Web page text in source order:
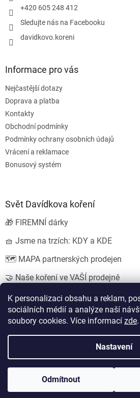
K personalizaci obsahu a reklam,
sociálních médií a analýze naší
soubory cookies. Více informací zde.
Nastavení
Odmítnout
+420 605 248 412
Sledujte nás na Facebooku
davidkovo.koreni
Informace pro vás
Nejčastější dotazy
Doprava a platba
Kontakty
Obchodní podmínky
Podmínky ochrany osobních údajů
Vrácení a reklamace
Bonusový systém
Svět Davídkova koření
🎁 FIREMNÍ dárky
🧺 Jsme na trzích: KDY a KDE
🗺️ MAPA partnerských prodejen
🤝 Naše koření ve VAŠÍ prodejně
💍 SVATEBNÍ dárky
Koření od Davídka
vyhrazena.
Upravit